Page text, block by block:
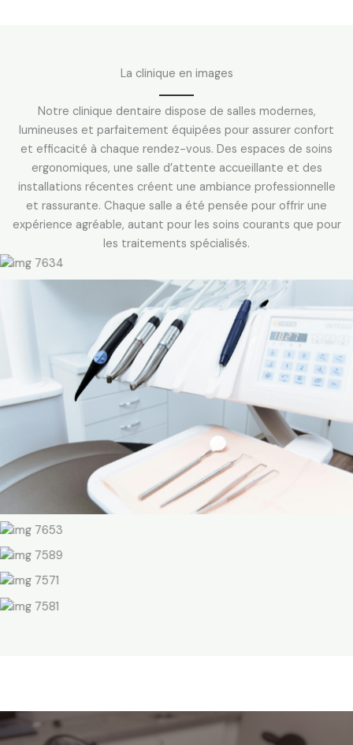
La clinique en images
Notre clinique dentaire dispose de salles modernes,
lumineuses et parfaitement équipées pour assurer confort
et efficacité à chaque rendez-vous. Des espaces de soins
ergonomiques, une salle d’attente accueillante et des
installations récentes créent une ambiance professionnelle
et rassurante. Chaque salle a été pensée pour offrir une
expérience agréable, autant pour les soins courants que pour
les traitements spécialisés.